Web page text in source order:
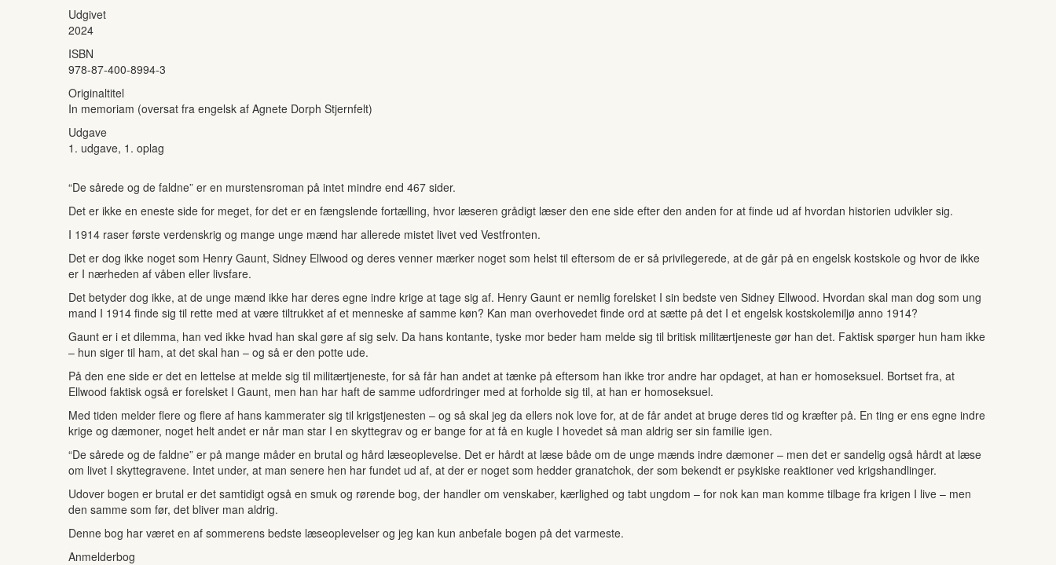
Udgivet
2024
ISBN
978-87-400-8994-3
Originaltitel
In memoriam (oversat fra engelsk af Agnete Dorph Stjernfelt)
Udgave
1. udgave, 1. oplag
“De sårede og de faldne” er en murstensroman på intet mindre end 467 sider.
Det er ikke en eneste side for meget, for det er en fængslende fortælling, hvor læseren grådigt læser den ene side efter den anden for at finde ud af hvordan historien udvikler sig.
I 1914 raser første verdenskrig og mange unge mænd har allerede mistet livet ved Vestfronten.
Det er dog ikke noget som Henry Gaunt, Sidney Ellwood og deres venner mærker noget som helst til eftersom de er så privilegerede, at de går på en engelsk kostskole og hvor de ikke
er I nærheden af våben eller livsfare.
Det betyder dog ikke, at de unge mænd ikke har deres egne indre krige at tage sig af. Henry Gaunt er nemlig forelsket I sin bedste ven Sidney Ellwood. Hvordan skal man dog som ung
mand I 1914 finde sig til rette med at være tiltrukket af et menneske af samme køn? Kan man overhovedet finde ord at sætte på det I et engelsk kostskolemiljø anno 1914?
Gaunt er i et dilemma, han ved ikke hvad han skal gøre af sig selv. Da hans kontante, tyske mor beder ham melde sig til britisk militærtjeneste gør han det. Faktisk spørger hun ham ikke
– hun siger til ham, at det skal han – og så er den potte ude.
På den ene side er det en lettelse at melde sig til militærtjeneste, for så får han andet at tænke på eftersom han ikke tror andre har opdaget, at han er homoseksuel. Bortset fra, at
Ellwood faktisk også er forelsket I Gaunt, men han har haft de samme udfordringer med at forholde sig til, at han er homoseksuel.
Med tiden melder flere og flere af hans kammerater sig til krigstjenesten – og så skal jeg da ellers nok love for, at de får andet at bruge deres tid og kræfter på. En ting er ens egne indre
krige og dæmoner, noget helt andet er når man star I en skyttegrav og er bange for at få en kugle I hovedet så man aldrig ser sin familie igen.
“De sårede og de faldne” er på mange måder en brutal og hård læseoplevelse. Det er hårdt at læse både om de unge mænds indre dæmoner – men det er sandelig også hårdt at læse
om livet I skyttegravene. Intet under, at man senere hen har fundet ud af, at der er noget som hedder granatchok, der som bekendt er psykiske reaktioner ved krigshandlinger.
Udover bogen er brutal er det samtidigt også en smuk og rørende bog, der handler om venskaber, kærlighed og tabt ungdom – for nok kan man komme tilbage fra krigen I live – men
den samme som før, det bliver man aldrig.
Denne bog har været en af sommerens bedste læseoplevelser og jeg kan kun anbefale bogen på det varmeste.
Anmelderbog